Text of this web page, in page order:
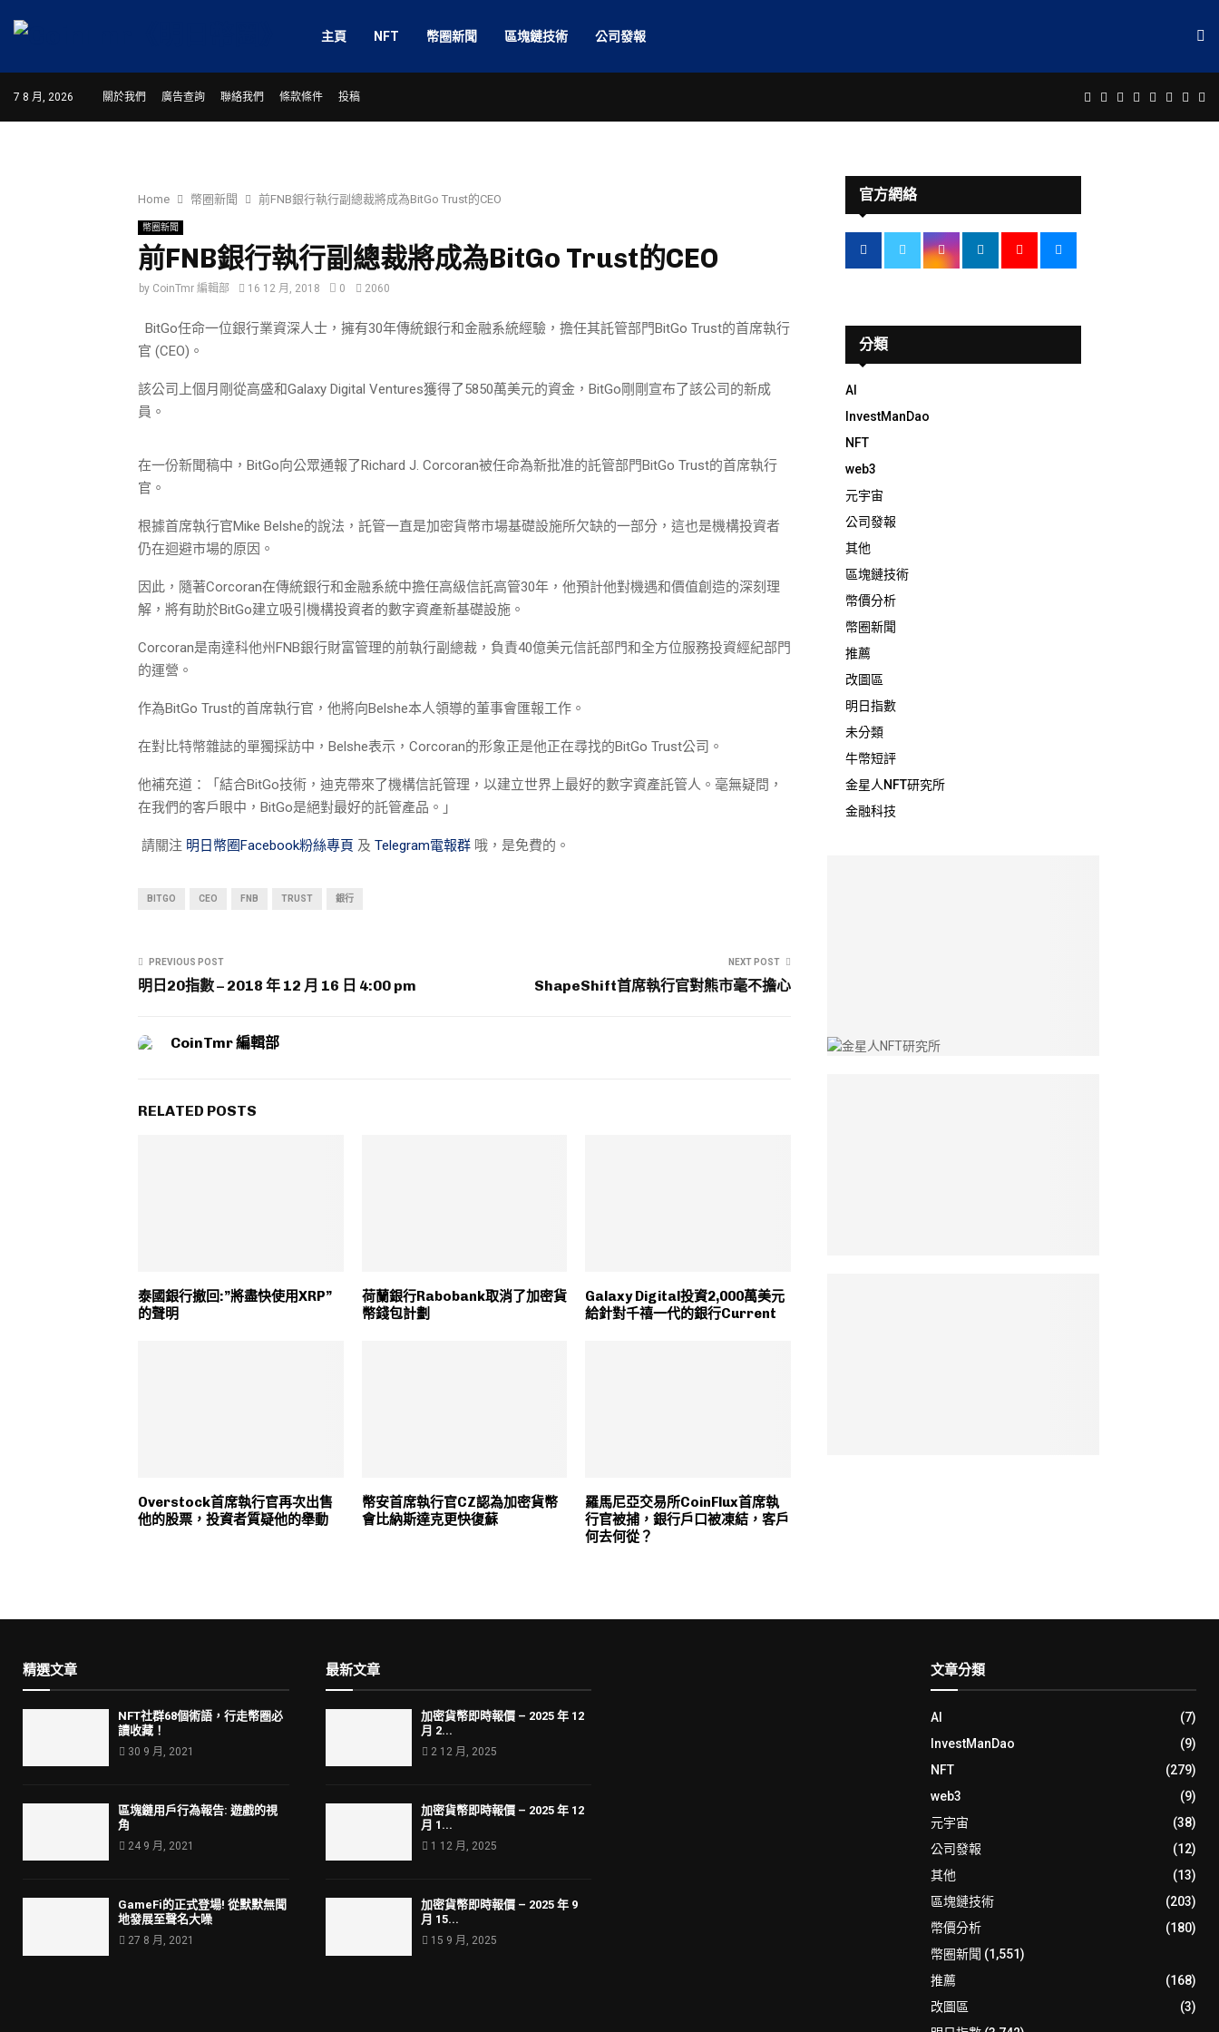
主頁 NFT 幣圈新聞 區塊鏈技術 公司發報
7 8 月, 2026 關於我們 廣告查詢 聯絡我們 條款條件 投稿 Facebook
TwitterInstagram
Linkedin
Youtube
Email
Rss
Home 幣圈新聞 前FNB銀行執行副總裁將成為BitGo Trust的CEO
幣圈新聞
前FNB銀行執行副總裁將成為BitGo Trust的CEO
by CoinTmr 編輯部 16 12 月, 2018 0 2060
BitGo任命一位銀行業資深人士，擁有30年傳統銀行和金融系統經驗，擔任其託管部門BitGo Trust的首席執行
官 (CEO)。
該公司上個月剛從高盛和Galaxy Digital Ventures獲得了5850萬美元的資金，BitGo剛剛宣布了該公司的新成
員。
在一份新聞稿中，BitGo向公眾通報了Richard J. Corcoran被任命為新批准的託管部門BitGo Trust的首席執行
官。
根據首席執行官Mike Belshe的說法，託管一直是加密貨幣市場基礎設施​​所欠缺的一部分，這也是機構投資者
仍在迴避市場的原因。
因此，隨著Corcoran在傳統銀行和金融系統中擔任高級信託高管30年，他預計他對機遇和價值創造的深刻理
解，將有助於BitGo建立吸引機構投資者的數字資產新基礎設施。
Corcoran是南達科他州FNB銀行財富管理的前執行副總裁，負責40億美元信託部門和全方位服務投資經紀部門
的運營。
作為BitGo Trust的首席執行官，他將向Belshe本人領導的董事會匯報工作。
在對比特幣雜誌的單獨採訪中，Belshe表示，Corcoran的形象正是他正在尋找的BitGo Trust公司。
他補充道：「結合BitGo技術，迪克帶來了機構信託管理，以建立世界上最好的數字資產託管人。毫無疑問，
在我們的客戶眼中，BitGo是絕對最好的託管產品。」
請關注 明日幣圈Facebook粉絲專頁 及 Telegram電報群 哦，是免費的。
BITGO CEO FNB TRUST 銀行
PREVIOUS POST
明日20指數 – 2018 年 12 月 16 日 4:00 pm
NEXT POST
ShapeShift首席執行官對熊市毫不擔心
CoinTmr 編輯部
RELATED POSTS
泰國銀行撤回:”將盡快使用XRP”
的聲明
荷蘭銀行Rabobank取消了加密貨
幣錢包計劃
Galaxy Digital投資2,000萬美元
給針對千禧一代的銀行Current
Overstock首席執行官再次出售
他的股票，投資者質疑他的舉動
幣安首席執行官CZ認為加密貨幣
會比納斯達克更快復蘇
羅馬尼亞交易所CoinFlux首席執
行官被捕，銀行戶口被凍結，客戶
何去何從？
官方網絡
分類
AI
InvestManDao
NFT
web3
元宇宙
公司發報
其他
區塊鏈技術
幣價分析
幣圈新聞
推薦
改圖區
明日指數
未分類
牛幣短評
金星人NFT研究所
金融科技
精選文章
NFT社群68個術語，行走幣圈必
讀收藏！
30 9 月, 2021
區塊鏈用戶行為報告: 遊戲的視
角
24 9 月, 2021
GameFi的正式登場! 從默默無聞
地發展至聲名大噪
27 8 月, 2021
最新文章
加密貨幣即時報價 – 2025 年 12
月 2...
2 12 月, 2025
加密貨幣即時報價 – 2025 年 12
月 1...
1 12 月, 2025
加密貨幣即時報價 – 2025 年 9
月 15...
15 9 月, 2025
文章分類
AI
(7)
InvestManDao
(9)
NFT
(279)
web3
(9)
元宇宙
(38)
公司發報
(12)
其他
(13)
區塊鏈技術
(203)
幣價分析
(180)
幣圈新聞 (1,551)
推薦
(168)
改圖區
(3)